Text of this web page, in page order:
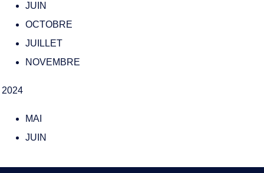
JUIN
OCTOBRE
JUILLET
NOVEMBRE
2024
MAI
JUIN